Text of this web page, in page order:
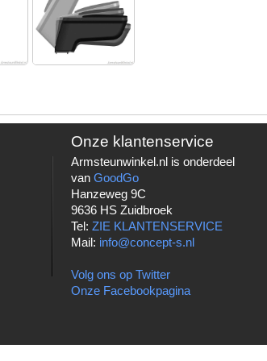
Onze klantenservice
Armsteunwinkel.nl is onderdeel
vanGoodGo
Hanzeweg 9C
9636 HS Zuidbroek
Tel:ZIE KLANTENSERVICE
Mail: info@concept-s.nl
Volg ons op Twitter
Onze Facebookpagina